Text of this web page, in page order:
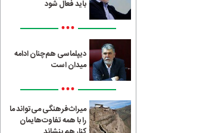
باید فعال شود
•••
دیپلماسی هم‌چنان ادامه
میدان است
•••
میراث‌فرهنگی می‌تواند ما
را با همه تفاوت‌هایمان